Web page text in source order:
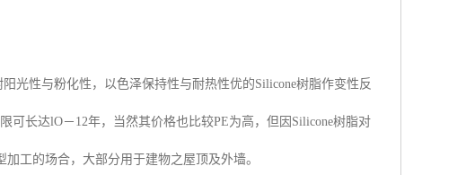
光性与粉化性，以色泽保持性与耐热性优的Silicone树脂作变性反
长达lO－12年，当然其价格也比较PE为高，但因Silicone树脂对
工的场合，大部分用于建物之屋顶及外墙。